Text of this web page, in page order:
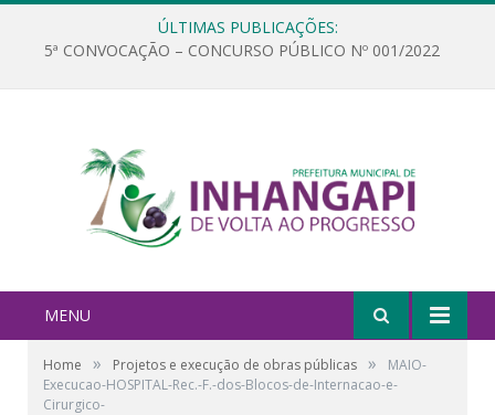
ÚLTIMAS PUBLICAÇÕES:
5ª CONVOCAÇÃO – CONCURSO PÚBLICO Nº 001/2022
MENU
Home » Projetos e execução de obras públicas »
MAIO-
Execucao-HOSPITAL-Rec.-F.-dos-Blocos-de-Internacao-e-
Cirurgico-